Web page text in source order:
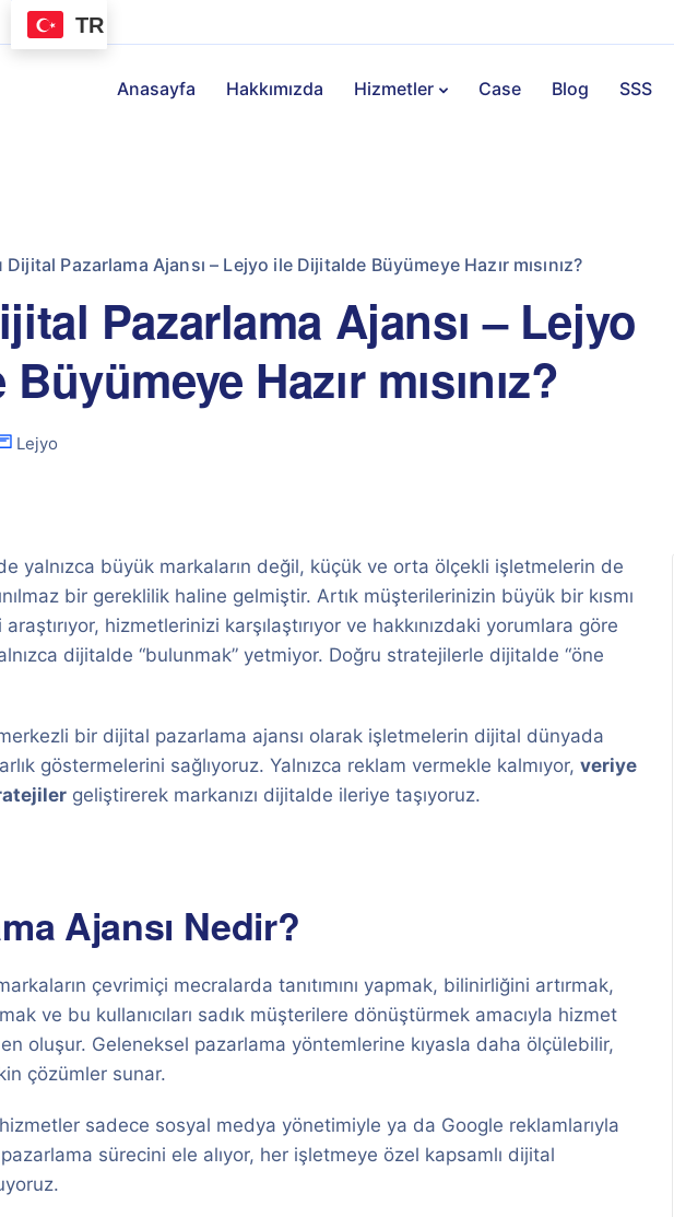
TR
Anasayfa Hakkımızda Hizmetler Case Blog SSS
Pazarlama Ajansı – Lejyo ile Dijitalde Büyümeye Hazır mısınız?
Pazarlama Ajansı – Lejyo
Hazır mısınız?
Lejyo
yalnızca büyük markaların değil, küçük ve orta ölçekli işletmelerin de
bir gereklilik haline gelmiştir. Artık müşterilerinizin büyük bir kısmı
hizmetlerinizi karşılaştırıyor ve hakkınızdaki yorumlara göre
dijitalde “bulunmak” yetmiyor. Doğru stratejilerle dijitalde “öne
bir dijital pazarlama ajansı olarak işletmelerin dijital dünyada
göstermelerini sağlıyoruz. Yalnızca reklam vermekle kalmıyor, veriye
geliştirerek markanızı dijitalde ileriye taşıyoruz.
Ajansı Nedir?
çevrimiçi mecralarda tanıtımını yapmak, bilinirliğini artırmak,
ve bu kullanıcıları sadık müşterilere dönüştürmek amacıyla hizmet
oluşur. Geleneksel pazarlama yöntemlerine kıyasla daha ölçülebilir,
çözümler sunar.
sadece sosyal medya yönetimiyle ya da Google reklamlarıyla
pazarlama sürecini ele alıyor, her işletmeye özel kapsamlı dijital